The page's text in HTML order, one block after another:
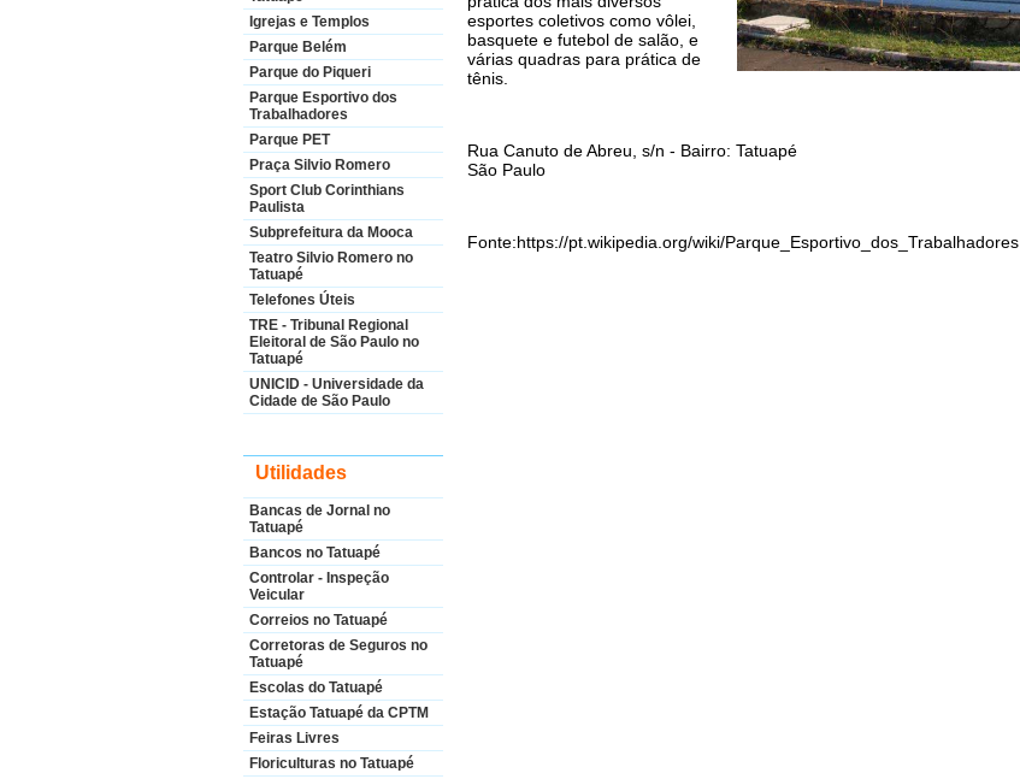
Igrejas e Templos
Parque Belém
Parque do Piqueri
Parque Esportivo dos
Trabalhadores
Parque PET
Praça Silvio Romero
Sport Club Corinthians
Paulista
Subprefeitura da Mooca
Teatro Silvio Romero no
Tatuapé
Telefones Úteis
TRE - Tribunal Regional
Eleitoral de São Paulo no
Tatuapé
UNICID - Universidade da
Cidade de São Paulo
Utilidades
Bancas de Jornal no
Tatuapé
Bancos no Tatuapé
Controlar - Inspeção
Veicular
Correios no Tatuapé
Corretoras de Seguros no
Tatuapé
Escolas do Tatuapé
Estação Tatuapé da CPTM
Feiras Livres
Floriculturas no Tatuapé
esportes coletivos como vôlei,
basquete e futebol de salão, e
várias quadras para prática de
tênis.
Rua Canuto de Abreu, s/n - Bairro: Tatuapé
São Paulo
Fonte:https://pt.wikipedia.org/wiki/Parque_Esportivo_dos_Trabalhadores